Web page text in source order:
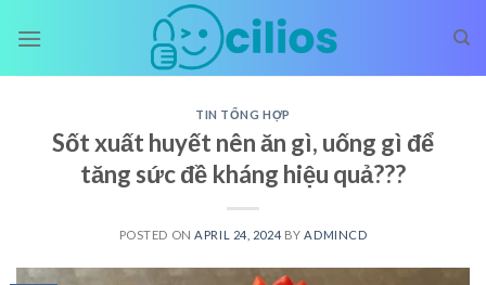
TIN TỔNG HỢP
Sốt xuất huyết nên ăn gì, uống gì để
tăng sức đề kháng hiệu quả???
POSTED ON APRIL 24, 2024 BY ADMINCD